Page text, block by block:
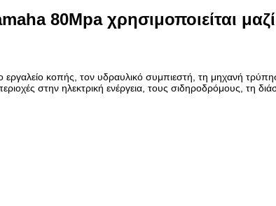
80Mpa χρησιμοποιείται
εργαλείο κοπής, τον υδραυλικό συμπιεστή, τη μηχανή
στην ηλεκτρική ενέργεια, τους σιδηροδρόμους, τη